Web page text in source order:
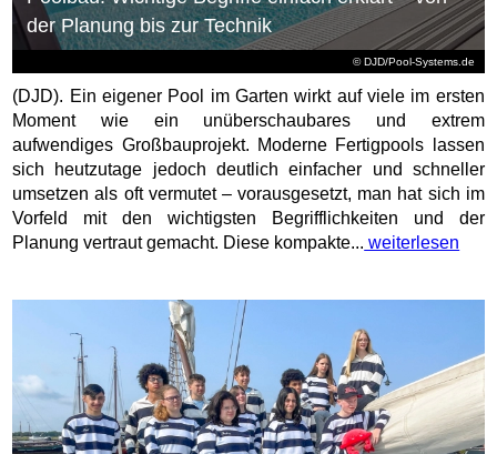
© DJD/Pool-Systems.de
der Planung bis zur Technik
(DJD). Ein eigener Pool im Garten wirkt auf viele im ersten
Moment wie ein unüberschaubares und extrem
aufwendiges Großbauprojekt. Moderne Fertigpools lassen
sich heutzutage jedoch deutlich einfacher und schneller
umsetzen als oft vermutet – vorausgesetzt, man hat sich im
Vorfeld mit den wichtigsten Begrifflichkeiten und der
Planung vertraut gemacht. Diese kompakte... weiterlesen